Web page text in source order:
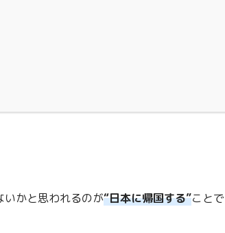
かと思われるのが“日本に帰国する”ことで